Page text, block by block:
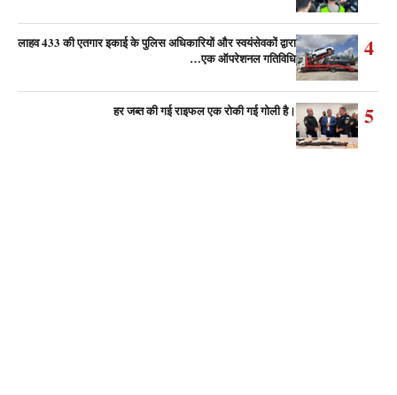
4
लाहव 433 की एतगार इकाई के पुलिस अधिकारियों और स्वयंसेवकों द्वारा
एक ऑपरेशनल गतिविधि…
5
हर जब्त की गई राइफल एक रोकी गई गोली है।